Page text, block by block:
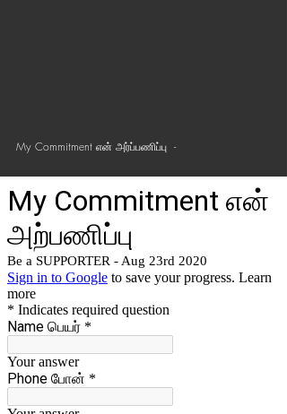
My Commitment என் அர்ப்பணிப்பு  -